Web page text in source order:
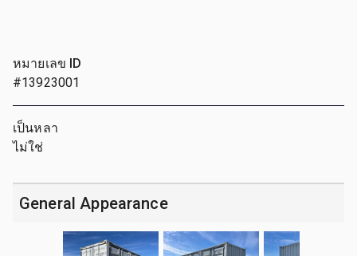
หมายเลข ID
#13923001
เป็นหลา
ไม่ใช่
General Appearance